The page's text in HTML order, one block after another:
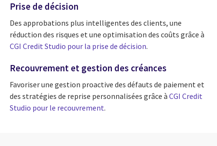
Prise de décision
Des approbations plus intelligentes des clients, une
réduction des risques et une optimisation des coûts grâce à
CGI Credit Studio pour la prise de décision.
Recouvrement et gestion des créances
Favoriser une gestion proactive des défauts de paiement et
des stratégies de reprise personnalisées grâce à CGI Credit
Studio pour le recouvrement.